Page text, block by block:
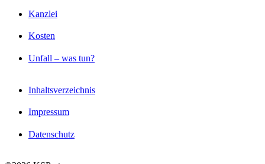
Kanzlei
Kosten
Unfall – was tun?
Inhaltsverzeichnis
Impressum
Datenschutz